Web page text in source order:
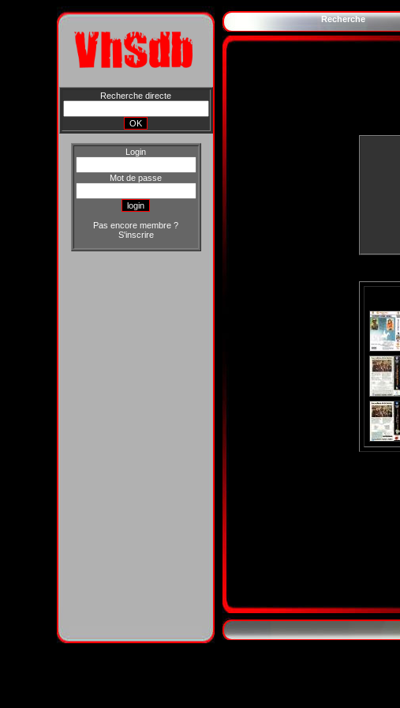
Recherche directe
Login
Mot de passe
Pas encore membre ?
S'inscrire
Recherche